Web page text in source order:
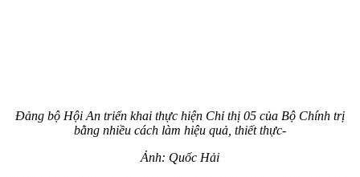
Đảng bộ Hội An triển khai thực hiện Chỉ thị 05 của Bộ Chính trị
bằng nhiều cách làm hiệu quả, thiết thực-
Ảnh: Quốc Hải